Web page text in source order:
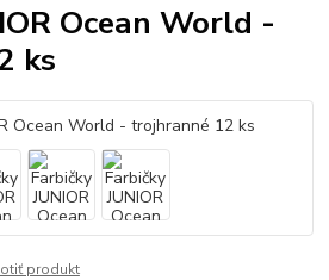
Ocean World -
ks
produkt